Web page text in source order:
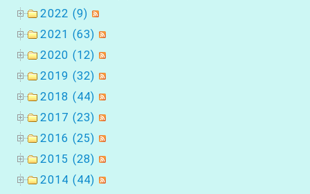
2022 (9)
2021 (63)
2020 (12)
2019 (32)
2018 (44)
2017 (23)
2016 (25)
2015 (28)
2014 (44)